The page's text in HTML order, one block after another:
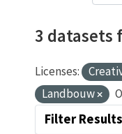
3 datasets
Licenses:
Landbouw
Filter Results